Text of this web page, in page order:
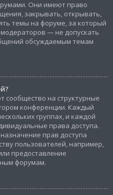
Они имеют право
закрывать, открывать,
темы на форуме, за который
— не допускать
обсуждаемым темам
сообщество на структурные
конференции. Каждый
группах, и каждой
права доступа.
прав доступа
пользователей, например,
предоставление
форумам.